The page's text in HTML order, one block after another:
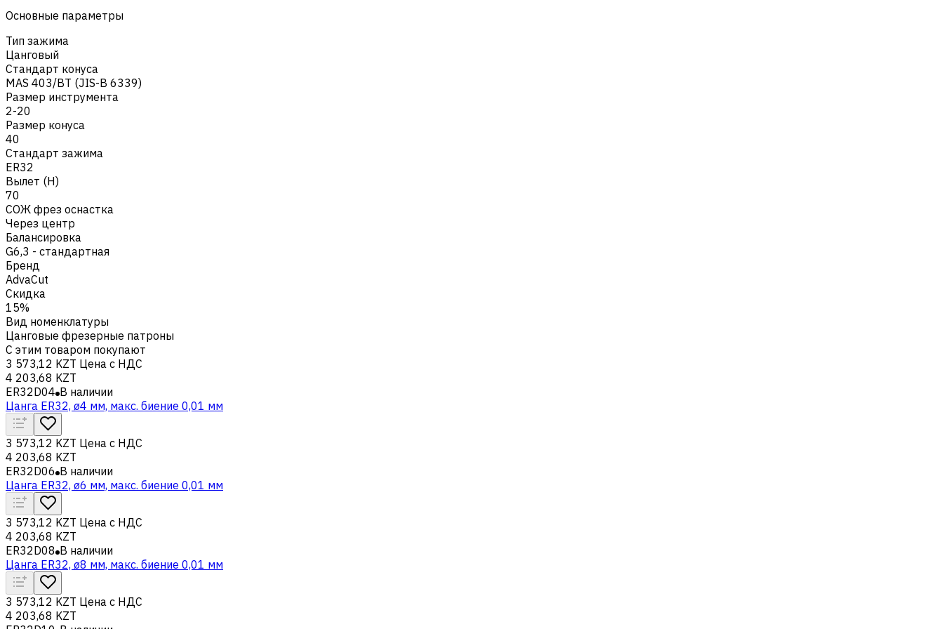
Основные параметры
Тип зажима
Цанговый
Стандарт конуса
MAS 403/BT (JIS-B 6339)
Размер инструмента
2-20
Размер конуса
40
Стандарт зажима
ER32
Вылет (H)
70
СОЖ фрез оснастка
Через центр
Балансировка
G6,3 - стандартная
Бренд
AdvaCut
Скидка
15%
Вид номенклатуры
Цанговые фрезерные патроны
С этим товаром покупают
3 573,12 KZT Цена с НДС
4 203,68 KZT
ER32D04 В наличии
Цанга ER32, ø4 мм, макс. биение 0,01 мм
3 573,12 KZT Цена с НДС
4 203,68 KZT
ER32D06 В наличии
Цанга ER32, ø6 мм, макс. биение 0,01 мм
3 573,12 KZT Цена с НДС
4 203,68 KZT
ER32D08 В наличии
Цанга ER32, ø8 мм, макс. биение 0,01 мм
3 573,12 KZT Цена с НДС
4 203,68 KZT